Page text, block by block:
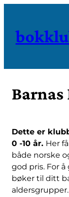
Barnas
Dette er
0 -10 år. Her
både norske
god pris. For
bøker til ditt
aldersgrupper.